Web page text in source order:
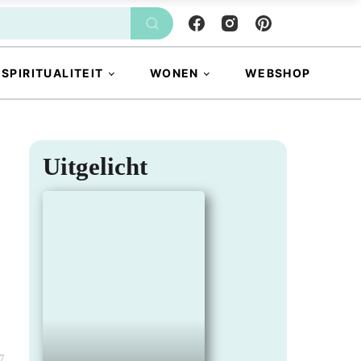
SPIRITUALITEIT WONEN WEBSHOP
Uitgelicht